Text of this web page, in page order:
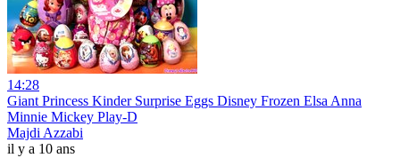
14:28
Giant Princess Kinder Surprise Eggs Disney Frozen Elsa Anna
Minnie Mickey Play-D
Majdi Azzabi
il y a 10 ans